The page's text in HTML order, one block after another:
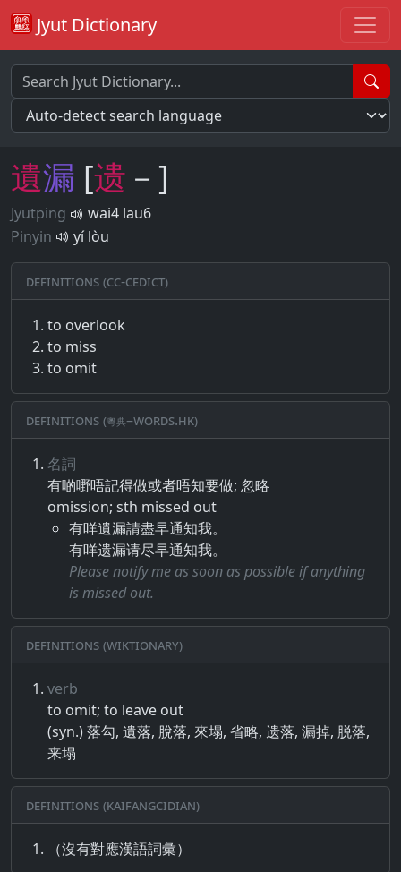
Jyut Dictionary
遺漏 [遗 －]
Jyutping
wai4 lau6
Pinyin
yí lòu
Definitions (CC-CEDICT)
to overlook
to miss
to omit
Definitions (粵典–words.hk)
名詞
有​啲​嘢​唔​記得​做​或者​唔​知要​做​;​ ​忽略
omission; sth missed out
有咩遺漏請盡早通知我。
有咩遗漏请尽早通知我。
Please notify me as soon as possible if anything
is missed out.
Definitions (Wiktionary)
verb
to omit; to leave out
(syn.) 落勾, 遺落, 脫落, 來塌, 省略, 遗落, 漏掉, 脱落,
来塌
Definitions (Kaifangcidian)
（沒有對應漢語詞彙）